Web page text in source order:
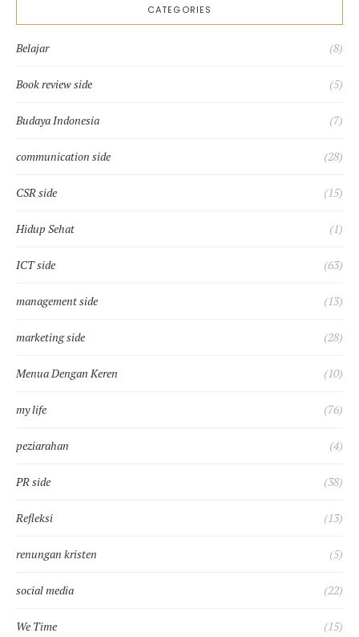
CATEGORIES
Belajar (8)
Book review side (5)
Budaya Indonesia (7)
communication side (28)
CSR side (15)
Hidup Sehat (1)
ICT side (63)
management side (13)
marketing side (28)
Menua Dengan Keren (10)
my life (76)
peziarahan (4)
PR side (38)
Refleksi (13)
renungan kristen (5)
social media (22)
We Time (15)